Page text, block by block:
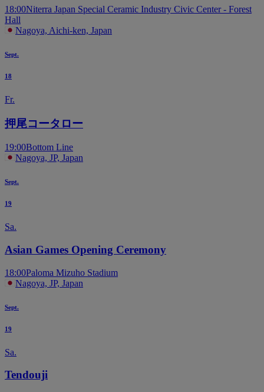
18:00Niterra Japan Special Ceramic Industry Civic Center - Forest
Hall
Nagoya, Aichi-ken, Japan
Sept.
18
Fr.
押尾コータロー
19:00Bottom Line
Nagoya, JP, Japan
Sept.
19
Sa.
Asian Games Opening Ceremony
18:00Paloma Mizuho Stadium
Nagoya, JP, Japan
Sept.
19
Sa.
Tendouji